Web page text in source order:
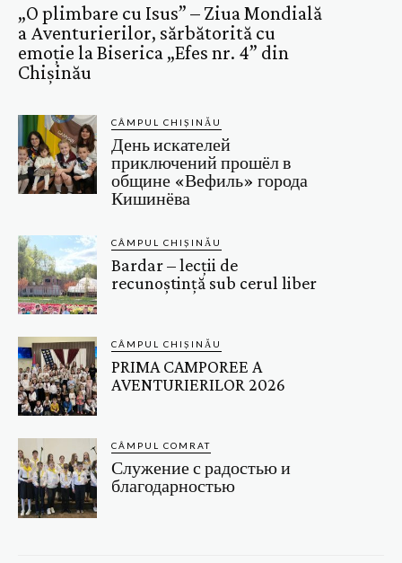
„O plimbare cu Isus” – Ziua Mondială
a Aventurierilor, sărbătorită cu
emoție la Biserica „Efes nr. 4” din
Chișinău
CÂMPUL CHIȘINĂU
День искателей
приключений прошёл в
общине «Вефиль» города
Кишинёва
CÂMPUL CHIȘINĂU
Bardar – lecții de
recunoștință sub cerul liber
CÂMPUL CHIȘINĂU
PRIMA CAMPOREE A
AVENTURIERILOR 2026
CÂMPUL COMRAT
Служение с радостью и
благодарностью